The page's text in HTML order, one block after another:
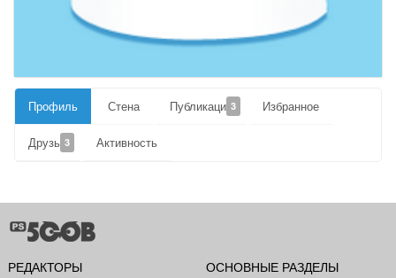
Профиль Стена Публикации3 Избранное
Друзья3 Активность
РЕДАКТОРЫ
ОСНОВНЫЕ РАЗДЕЛЫ